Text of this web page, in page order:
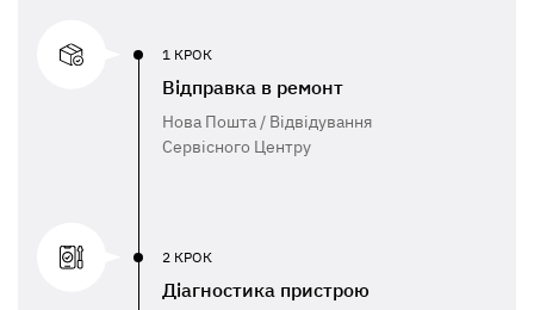
1 КРОК
Відправка в ремонт
Нова Пошта / Відвідування
Сервісного Центру
2 КРОК
Діагностика пристрою